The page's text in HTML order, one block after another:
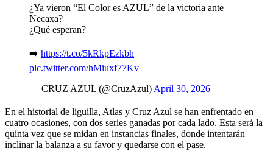
¿Ya vieron “El Color es AZUL” de la victoria ante
Necaxa?
¿Qué esperan?
➡️ https://t.co/5kRkpEzkbh
pic.twitter.com/hMiuxf77Kv
— CRUZ AZUL (@CruzAzul) April 30, 2026
En el historial de liguilla, Atlas y Cruz Azul se han enfrentado en
cuatro ocasiones, con dos series ganadas por cada lado. Esta será la
quinta vez que se midan en instancias finales, donde intentarán
inclinar la balanza a su favor y quedarse con el pase.